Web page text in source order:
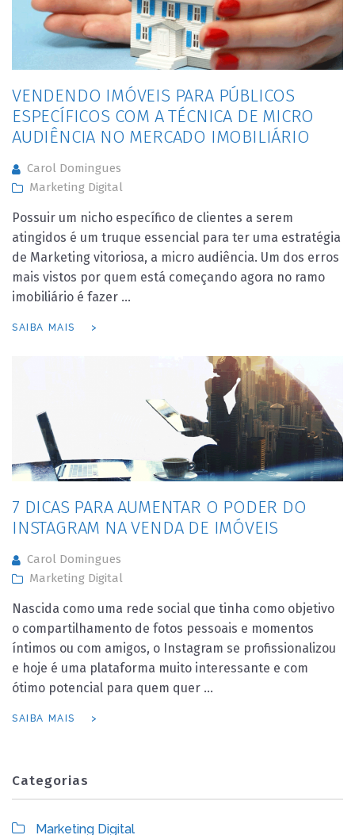
VENDENDO IMÓVEIS PARA PÚBLICOS
ESPECÍFICOS COM A TÉCNICA DE MICRO
AUDIÊNCIA NO MERCADO IMOBILIÁRIO
Carol Domingues
Marketing Digital
Possuir um nicho específico de clientes a serem
atingidos é um truque essencial para ter uma estratégia
de Marketing vitoriosa, a micro audiência. Um dos erros
mais vistos por quem está começando agora no ramo
imobiliário é fazer …
SAIBA MAIS
7 DICAS PARA AUMENTAR O PODER DO
INSTAGRAM NA VENDA DE IMÓVEIS
Carol Domingues
Marketing Digital
Nascida como uma rede social que tinha como objetivo
o compartilhamento de fotos pessoais e momentos
íntimos ou com amigos, o Instagram se profissionalizou
e hoje é uma plataforma muito interessante e com
ótimo potencial para quem quer …
SAIBA MAIS
Categorias
Marketing Digital